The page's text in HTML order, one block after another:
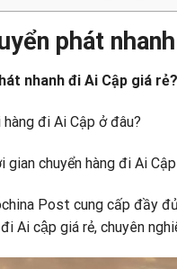
phát
nhanh đi Ai Cập giá rẻ?
đi Ai Cập ở đâu?
gian chuyển hàng đi Ai
Post cung cấp đầy
Ai cập giá rẻ, chuyên